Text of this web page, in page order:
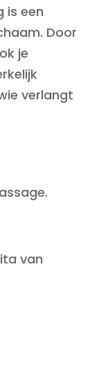
is een
Door
je
verlangt
van